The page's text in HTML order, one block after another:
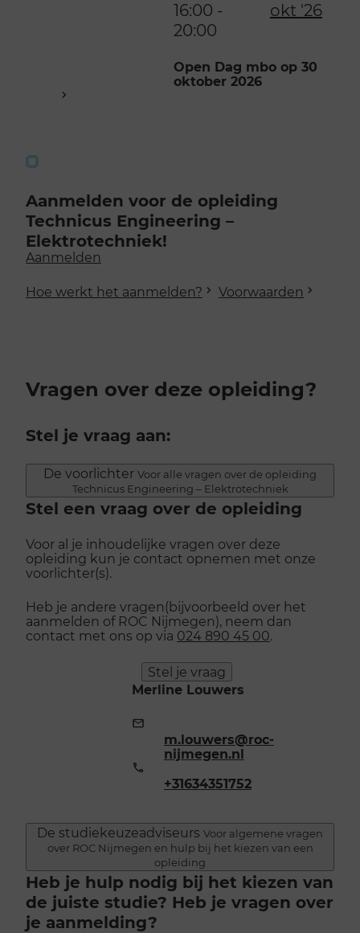
okt '26
16:00 -
20:00
Open Dag mbo op 30
oktober 2026
Aanmelden voor de opleiding
Technicus Engineering –
Elektrotechniek!
Aanmelden
Hoe werkt het aanmelden? Voorwaarden
Vragen over deze opleiding?
Stel je vraag aan:
De voorlichter Voor alle vragen over de opleiding
Technicus Engineering – Elektrotechniek
Stel een vraag over de opleiding
Voor al je inhoudelijke vragen over deze
opleiding kun je contact opnemen met onze
voorlichter(s).
Heb je andere vragen(bijvoorbeeld over het
aanmelden of ROC Nijmegen), neem dan
contact met ons op via 024 890 45 00.
Stel je vraag
Merline Louwers
mailadres:
m.louwers@roc-
nijmegen.nl
Telefoonnummer:
+31634351752
De studiekeuzeadviseurs Voor algemene vragen
over ROC Nijmegen en hulp bij het kiezen van een
opleiding
Heb je hulp nodig bij het kiezen van
de juiste studie? Heb je vragen over
je aanmelding?